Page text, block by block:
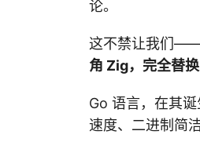
论。
这不禁让我们——
角 Zig，完全替
Go 语言，在其
速度、二进制简